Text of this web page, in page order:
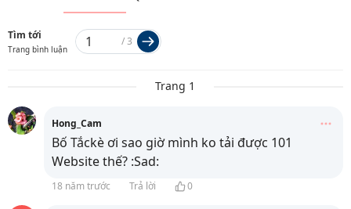
Tìm tới
Trang bình luận
/3
Trang 1
Hong_Cam
Bố Tắckè ơi sao giờ mình ko tải được 101
Website thế? :Sad:
18 năm trước Trả lời 0